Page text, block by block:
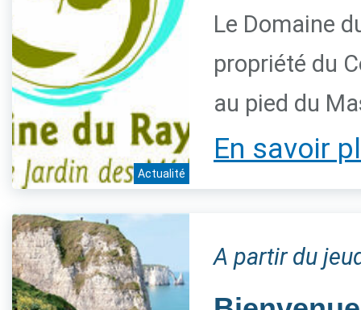
Actualité
Le Domaine
propriété du
au pied du
En savoir
A partir du